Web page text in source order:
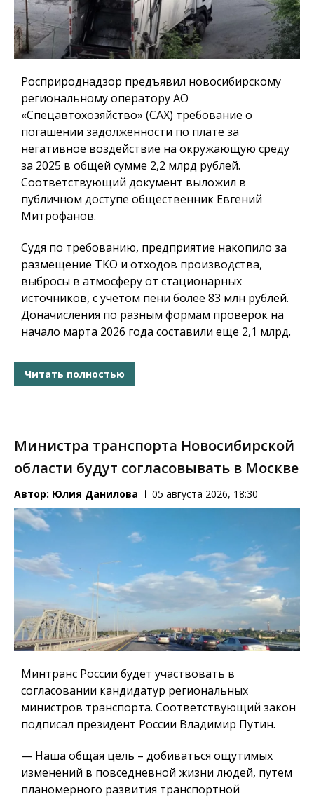
Росприроднадзор предъявил новосибирскому
региональному оператору АО
«Спецавтохозяйство» (САХ) требование о
погашении задолженности по плате за
негативное воздействие на окружающую среду
за 2025 в общей сумме 2,2 млрд рублей.
Соответствующий документ выложил в
публичном доступе общественник Евгений
Митрофанов.
Судя по требованию, предприятие накопило за
размещение ТКО и отходов производства,
выбросы в атмосферу от стационарных
источников, с учетом пени более 83 млн рублей.
Доначисления по разным формам проверок на
начало марта 2026 года составили еще 2,1 млрд.
Читать полностью
Министра транспорта Новосибирской
области будут согласовывать в Москве
Автор: Юлия Данилова 05 августа 2026, 18:30
Минтранс России будет участвовать в
согласовании кандидатур региональных
министров транспорта. Соответствующий закон
подписал президент России Владимир Путин.
— Наша общая цель – добиваться ощутимых
изменений в повседневной жизни людей, путем
планомерного развития транспортной